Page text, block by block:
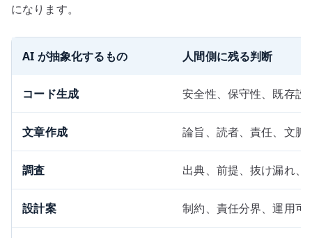
になります。
AI が抽象化するもの 人間側に残る判断
コード生成 安全性、保守性、既存設
文章作成 論旨、読者、責任、文脈
調査 出典、前提、抜け漏れ、
設計案 制約、責任分界、運用可